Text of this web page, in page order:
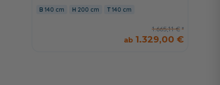
140 cm 200 cm 140 cm
1.665,11 €
1.329,00 €